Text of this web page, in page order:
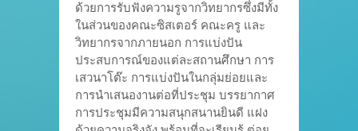
ด้วยการรับฟังความรูจากวิทยากรซึ่งมีทั้ง
ในส่วนของคณะซิสเตอร์ คณะครู และ
วิทยากรจากภายนอก การแบ่งปัน
ประสบการณ์ของแต่ละสถานศึกษา การ
เสวนาโต๊ะ การแบ่งปันในกลุ่มย่อยและ
การนำเสนองานต่อที่ประชุม บรรยากาศ
การประชุมมีความสนุกสนานยินดี แฝง